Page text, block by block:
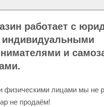
работает с
и
лицами мы не
не продаём!